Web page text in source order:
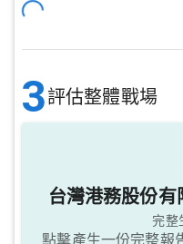
3評估整體戰場
台灣港務股份
完整
點擊產生一份完整報